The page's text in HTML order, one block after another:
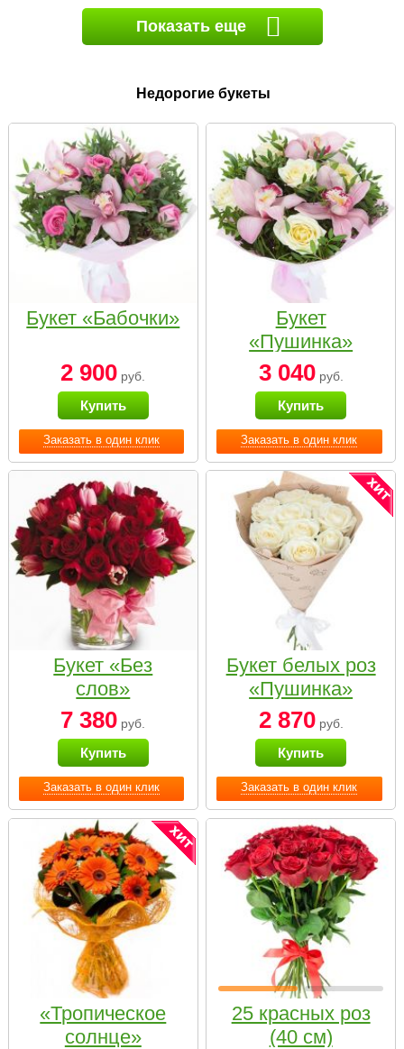
Показать еще
Недорогие букеты
Заказать в один клик
Букет «Бабочки»
2 900 руб.
Купить
Заказать в один клик
Букет
«Пушинка»
3 040руб.
Купить
Заказать в один клик
Букет «Без
слов»
7 380 руб.
Купить
Заказать в один клик
Букет белых роз
«Пушинка»
2 870руб.
Купить
«Тропическое
солнце»
25 красных роз
(40 см)